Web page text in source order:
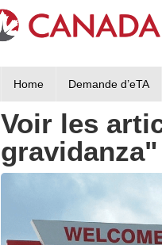
Home Demande d’eTA
Voir les
gravidanza"